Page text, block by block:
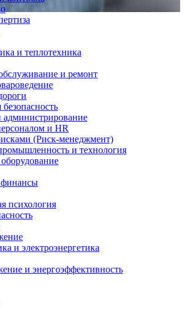
и теплотехника
и ремонт
администрирование
и HR
(Риск-менеджмент)
и технология
психология
и электроэнергетика
и энергоэффективность